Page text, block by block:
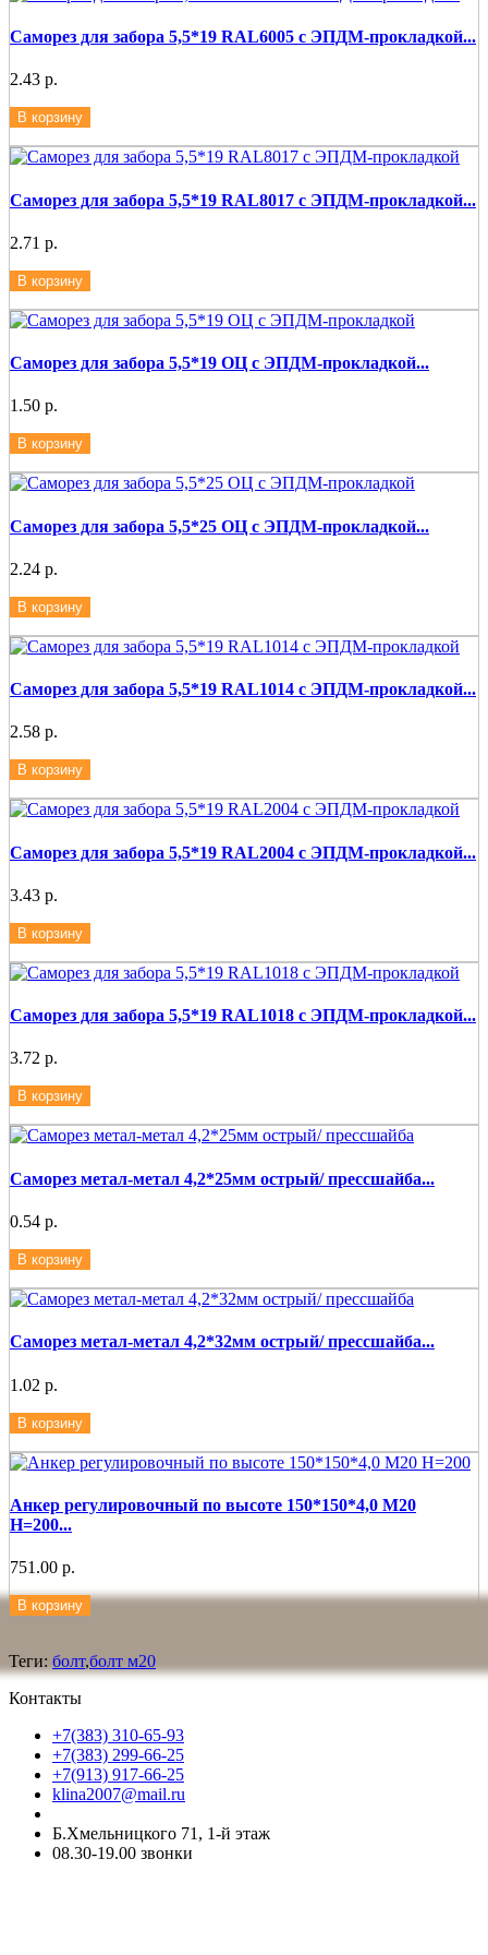
Саморез для забора 5,5*19 RAL6005 с ЭПДМ-прокладкой...
2.43 р.
В корзину
Саморез для забора 5,5*19 RAL8017 с ЭПДМ-прокладкой...
2.71 р.
В корзину
Саморез для забора 5,5*19 ОЦ с ЭПДМ-прокладкой...
1.50 р.
В корзину
Саморез для забора 5,5*25 ОЦ с ЭПДМ-прокладкой...
2.24 р.
В корзину
Саморез для забора 5,5*19 RAL1014 с ЭПДМ-прокладкой...
2.58 р.
В корзину
Саморез для забора 5,5*19 RAL2004 с ЭПДМ-прокладкой...
3.43 р.
В корзину
Саморез для забора 5,5*19 RAL1018 с ЭПДМ-прокладкой...
3.72 р.
В корзину
Саморез метал-метал 4,2*25мм острый/ прессшайба...
0.54 р.
В корзину
Саморез метал-метал 4,2*32мм острый/ прессшайба...
1.02 р.
В корзину
Анкер регулировочный по высоте 150*150*4,0 М20
Н=200...
751.00 р.
В корзину
Теги: болт,болт м20
Контакты
+7(383) 310-65-93
+7(383) 299-66-25
+7(913) 917-66-25
klina2007@mail.ru
Б.Хмельницкого 71, 1-й этаж
08.30-19.00 звонки